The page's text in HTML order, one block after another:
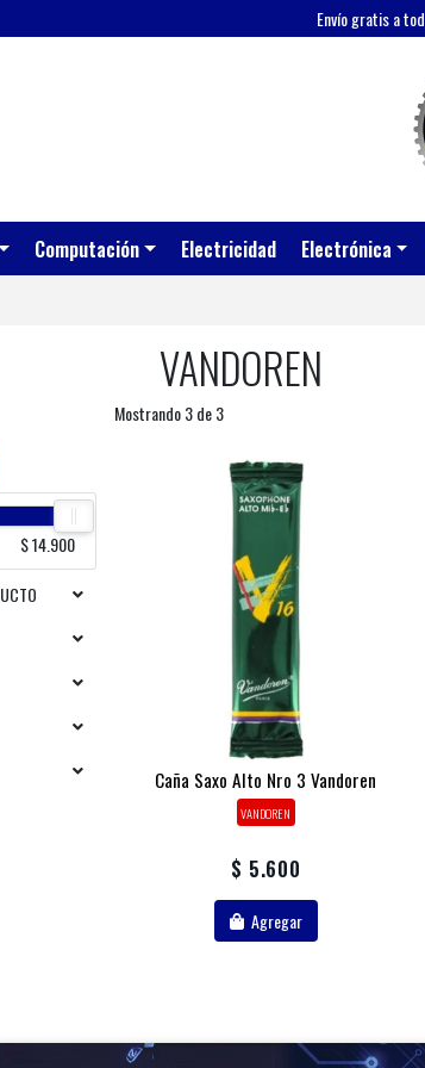
Envío gratis a
Computación Electricidad Electrónica
VANDOREN
$ 14.900
Mostrando 3 de 3
Caña Saxo Alto Nro 3 Vandoren
VANDOREN
$ 5.600
Agregar